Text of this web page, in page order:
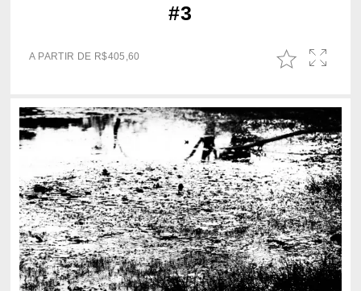
#3
A PARTIR DE R$405,60